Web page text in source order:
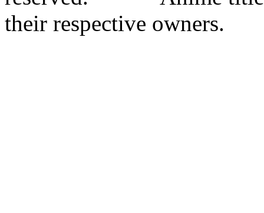
their respective owners.